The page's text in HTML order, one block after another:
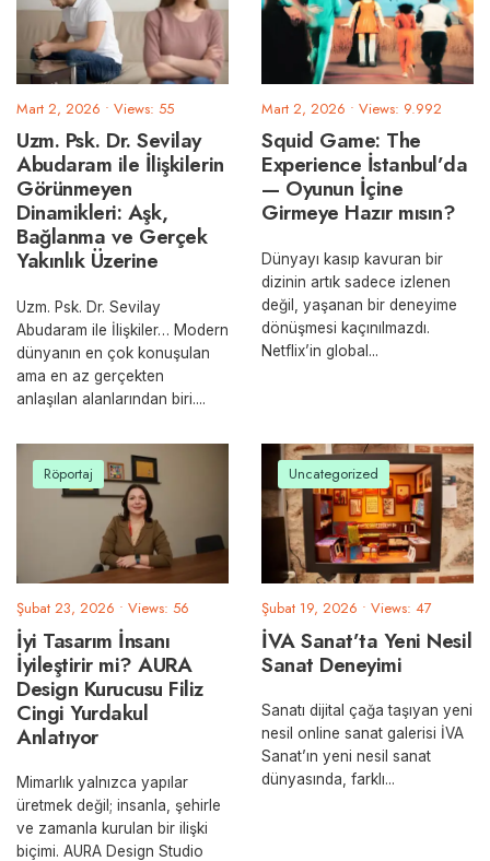
Mart 2, 2026 • Views: 55
Uzm. Psk. Dr. Sevilay
Abudaram ile İlişkilerin
Görünmeyen
Dinamikleri: Aşk,
Bağlanma ve Gerçek
Yakınlık Üzerine
Uzm. Psk. Dr. Sevilay
Abudaram ile İlişkiler… Modern
dünyanın en çok konuşulan
ama en az gerçekten
anlaşılan alanlarından biri....
Mart 2, 2026 • Views: 9.992
Squid Game: The
Experience İstanbul’da
— Oyunun İçine
Girmeye Hazır mısın?
Dünyayı kasıp kavuran bir
dizinin artık sadece izlenen
değil, yaşanan bir deneyime
dönüşmesi kaçınılmazdı.
Netflix’in global...
Röportaj
Şubat 23, 2026 • Views: 56
İyi Tasarım İnsanı
İyileştirir mi? AURA
Design Kurucusu Filiz
Cingi Yurdakul
Anlatıyor
Mimarlık yalnızca yapılar
üretmek değil; insanla, şehirle
ve zamanla kurulan bir ilişki
biçimi. AURA Design Studio
Uncategorized
Şubat 19, 2026 • Views: 47
İVA Sanat’ta Yeni Nesil
Sanat Deneyimi
Sanatı dijital çağa taşıyan yeni
nesil online sanat galerisi İVA
Sanat’ın yeni nesil sanat
dünyasında, farklı...